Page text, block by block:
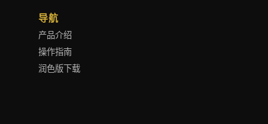
导航
产品介绍
操作指南
润色版下载